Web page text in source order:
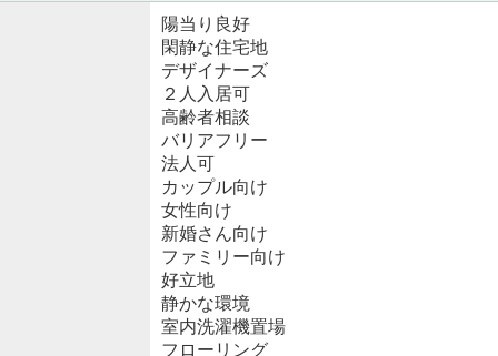
陽当り良好
閑静な住宅地
デザイナーズ
２人入居可
高齢者相談
バリアフリー
法人可
カップル向け
女性向け
新婚さん向け
ファミリー向け
好立地
静かな環境
室内洗濯機置場
フローリング